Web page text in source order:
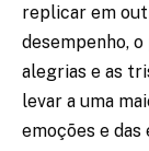
replicar em
desempenho,
alegrias e as
levar a uma
emoções e